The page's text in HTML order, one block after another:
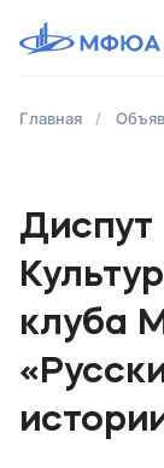
Главная
Диспут
клуба